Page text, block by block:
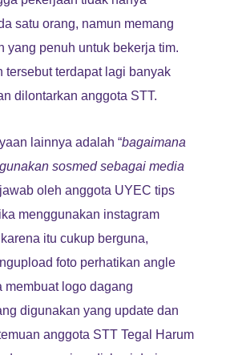
satu orang, namun memang
yang penuh untuk bekerja tim.
tersebut terdapat lagi banyak
dilontarkan anggota STT.
lainnya adalah “bagaimana
sosmed sebagai media
oleh anggota UYEC tips
menggunakan instagram
itu cukup berguna,
foto perhatikan angle
membuat logo dagang
digunakan yang update dan
anggota STT Tegal Harum